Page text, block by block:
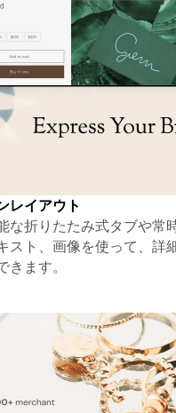
レイアウト
な折りたたみ式タブや常
スト、画像を使って、詳
ます。